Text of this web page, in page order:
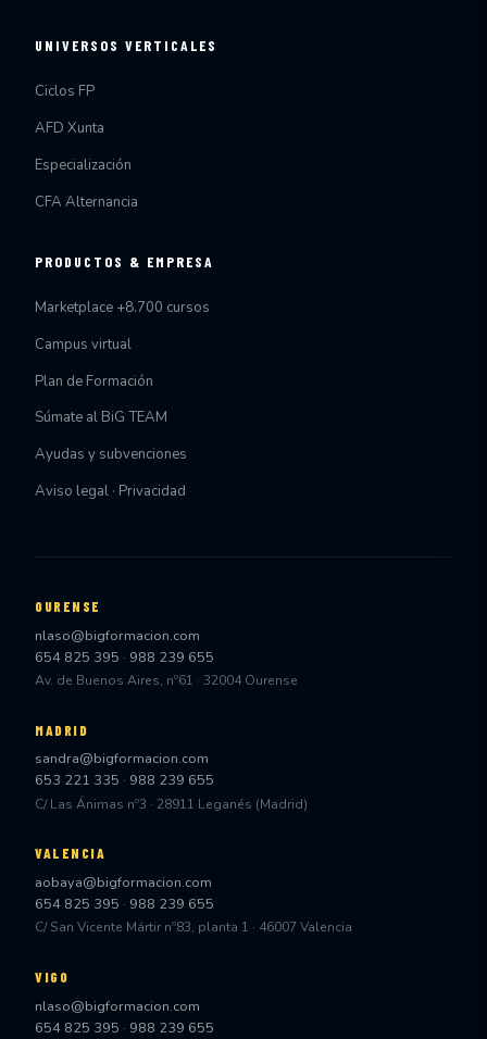
UNIVERSOS VERTICALES
Ciclos FP
AFD Xunta
Especialización
CFA Alternancia
PRODUCTOS & EMPRESA
Marketplace +8.700 cursos
Campus virtual
Plan de Formación
Súmate al BiG TEAM
Ayudas y subvenciones
Aviso legal · Privacidad
OURENSE
nlaso@bigformacion.com
654 825 395 · 988 239 655
Av. de Buenos Aires, nº61 · 32004 Ourense
MADRID
sandra@bigformacion.com
653 221 335 · 988 239 655
C/ Las Ánimas nº3 · 28911 Leganés (Madrid)
VALENCIA
aobaya@bigformacion.com
654 825 395 · 988 239 655
C/ San Vicente Mártir nº83, planta 1 · 46007 Valencia
VIGO
nlaso@bigformacion.com
654 825 395 · 988 239 655